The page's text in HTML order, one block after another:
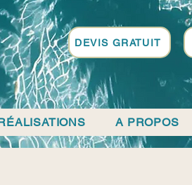
A PROPOS
DEVIS GRATUIT